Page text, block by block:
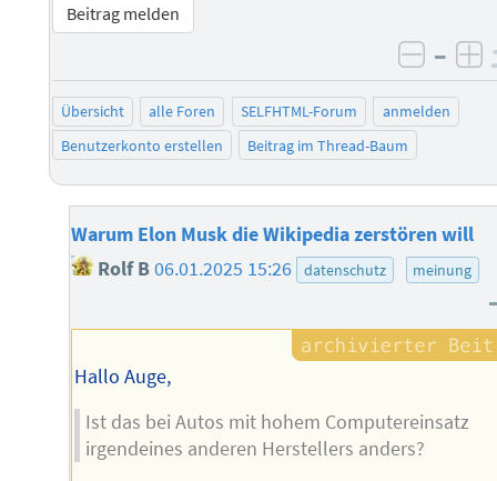
Beitrag melden
–
Übersicht alle Foren SELFHTML-Forum
anmelden
Benutzerkonto erstellen
Beitrag im Thread-Baum
Warum Elon Musk die Wikipedia zerstören will
Rolf B06.01.2025 15:26 datenschutz meinung
Hallo Auge,
Ist das bei Autos mit hohem Computereinsatz
irgendeines anderen Herstellers anders?